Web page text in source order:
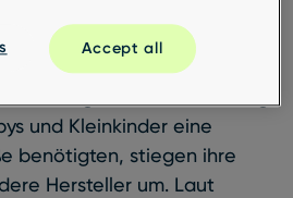
und Kleinkinder eine
benötigten, stiegen ihre
Hersteller um. Laut
Accept all